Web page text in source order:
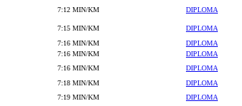
7:12 MIN/KM DIPLOMA
7:15 MIN/KM
DIPLOMA
7:16 MIN/KM
DIPLOMA
7:16 MIN/KM
DIPLOMA
7:16 MIN/KM
DIPLOMA
7:18 MIN/KM
DIPLOMA
7:19 MIN/KM DIPLOMA